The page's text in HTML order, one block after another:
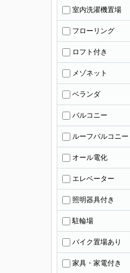
室内洗濯機置場
フローリング
ロフト付き
メゾネット
ベランダ
バルコニー
ルーフバルコニー
オール電化
エレベーター
照明器具付き
駐輪場
バイク置場あり
家具・家電付き